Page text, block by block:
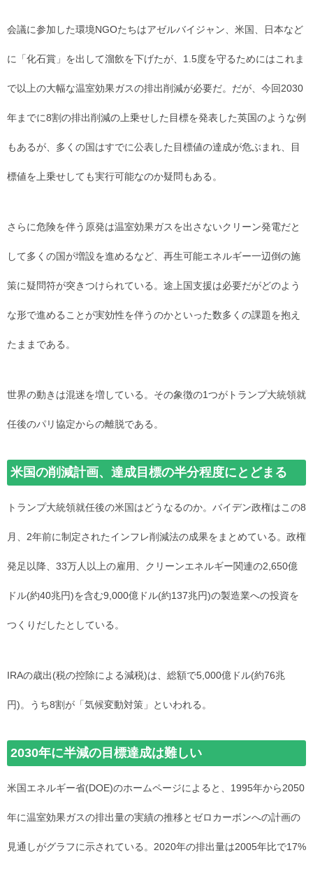
会議に参加した環境NGOたちはアゼルバイジャン、米国、日本など
に「化石賞」を出して溜飲を下げたが、1.5度を守るためにはこれま
で以上の大幅な温室効果ガスの排出削減が必要だ。だが、今回2030
年までに8割の排出削減の上乗せした目標を発表した英国のような例
もあるが、多くの国はすでに公表した目標値の達成が危ぶまれ、目
標値を上乗せしても実行可能なのか疑問もある。
さらに危険を伴う原発は温室効果ガスを出さないクリーン発電だと
して多くの国が増設を進めるなど、再生可能エネルギー一辺倒の施
策に疑問符が突きつけられている。途上国支援は必要だがどのよう
な形で進めることが実効性を伴うのかといった数多くの課題を抱え
たままである。
世界の動きは混迷を増している。その象徴の1つがトランプ大統領就
任後のパリ協定からの離脱である。
米国の削減計画、達成目標の半分程度にとどまる
トランプ大統領就任後の米国はどうなるのか。バイデン政権はこの8
月、2年前に制定されたインフレ削減法の成果をまとめている。政権
発足以降、33万人以上の雇用、クリーンエネルギー関連の2,650億
ドル(約40兆円)を含む9,000億ドル(約137兆円)の製造業への投資を
つくりだしたとしている。
IRAの歳出(税の控除による減税)は、総額で5,000億ドル(約76兆
円)。うち8割が「気候変動対策」といわれる。
2030年に半減の目標達成は難しい
米国エネルギー省(DOE)のホームページによると、1995年から2050
年に温室効果ガスの排出量の実績の推移とゼロカーボンへの計画の
見通しがグラフに示されている。2020年の排出量は2005年比で17%